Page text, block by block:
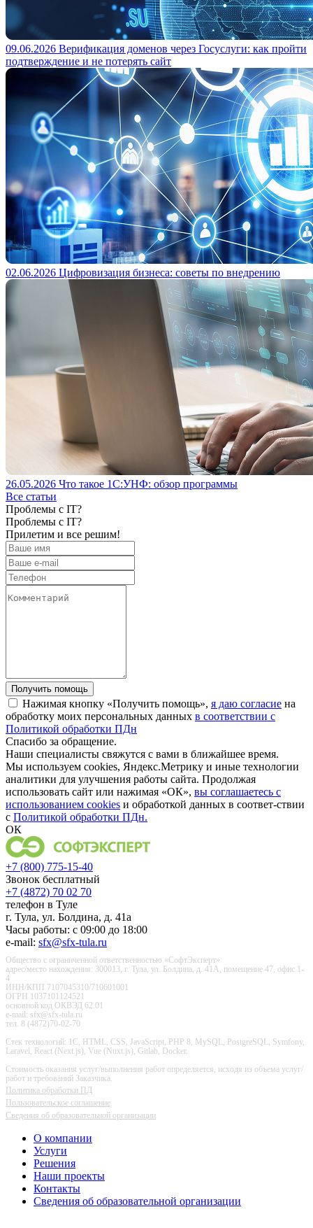
09.06.2026 Верификация доменов через Госуслуги: как пройти
подтверждение и не потерять сайт
02.06.2026 Цифровизация бизнеса: советы по внедрению
26.05.2026 Что такое 1С:УНФ: обзор программы
Все статьи
Проблемы с IT?
Проблемы с IT?
Прилетим и все решим!
Нажимая кнопку «Получить помощь», я даю согласие на
обработку моих персональных данных в соответствии с
Политикой обработки ПДн
Спасибо за обращение.
Наши специалисты свяжутся с вами в ближайшее время.
Мы используем cookies, Яндекс.Метрику и иные технологии
аналитики для улучшения работы сайта. Продолжая
использовать сайт или нажимая «ОК», вы соглашаетесь с
использованием cookies и обработкой данных в соответ-ствии
с Политикой обработки ПДн.
ОК
+7 (800) 775-15-40
Звонок бесплатный
+7 (4872) 70 02 70
телефон в Туле
г. Тула, ул. Болдина, д. 41а
Часы работы: с 09:00 до 18:00
e-mail: sfx@sfx-tula.ru
Общество с ограниченной ответственностью «СофтЭксперт»
адрес/место нахождения: 300013, г. Тула, ул. Болдина, д. 41А, помещение 47, офис 1-
4
ИНН/КПП 7107045310/710601001
ОГРН 1037101124521
основной код ОКВЭД 62.01
e-mail: sfx@sfx-tula.ru
тел. 8 (4872)70-02-70
Стек технологий: 1С, HTML, CSS, JavaScript, PHP 8, MySQL, PostgreSQL, Symfony,
Laravel, React (Next.js), Vue (Nuxt.js), Gitlab, Docker.
Стоимость оказания услуг/выполнения работ определяется, исходя из объема услуг/
работ и требований Заказчика.
Политика обработки ПД
Пользовательское соглашение
Сведения об образовательной организации
О компании
Услуги
Решения
Наши проекты
Контакты
Сведения об образовательной организации